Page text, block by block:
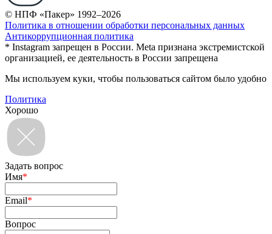
© НПФ «Пакер» 1992–2026
Политика в отношении обработки персональных данных
Антикоррупционная политика
* Instagram запрещен в России. Meta признана экстремистской
организацией, ее деятельность в России запрещена
Мы используем куки, чтобы пользоваться сайтом было удобно
Политика
Хорошо
Задать вопрос
Имя*
Email*
Вопрос